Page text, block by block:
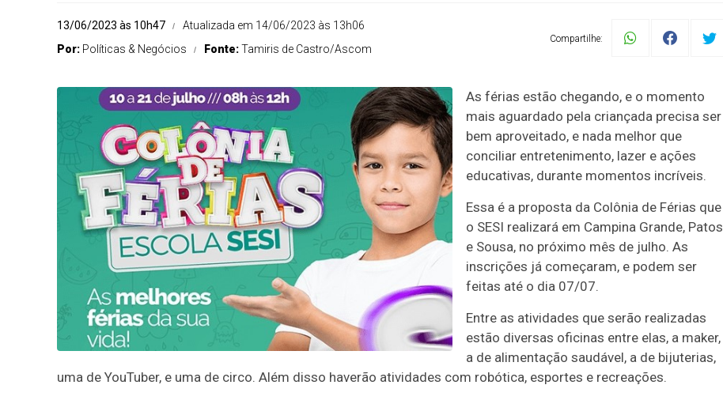
13/06/2023 às 10h47
Atualizada em 14/06/2023 às 13h06
Por: Políticas & Negócios Fonte:Tamiris de Castro/Ascom
Compartilhe:
As férias estão chegando, e o momento
mais aguardado pela criançada precisa ser
bem aproveitado, e nada melhor que
conciliar entretenimento, lazer e ações
educativas, durante momentos incríveis.
Essa é a proposta da Colônia de Férias que
o SESI realizará em Campina Grande, Patos
e Sousa, no próximo mês de julho. As
inscrições já começaram, e podem ser
feitas até o dia 07/07.
Entre as atividades que serão realizadas
estão diversas oficinas entre elas, a maker,
a de alimentação saudável, a de bijuterias,
uma de YouTuber, e uma de circo. Além disso haverão atividades com robótica, esportes e recreações.